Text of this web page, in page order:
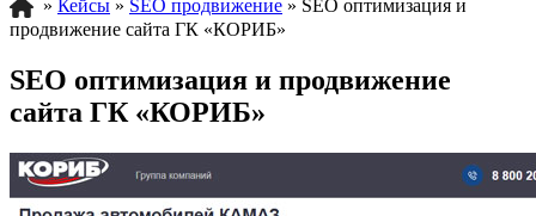
» Кейсы » SEO продвижение » SEO оптимизация и
продвижение сайта ГК «КОРИБ»
SEO оптимизация и продвижение
сайта ГК «КОРИБ»